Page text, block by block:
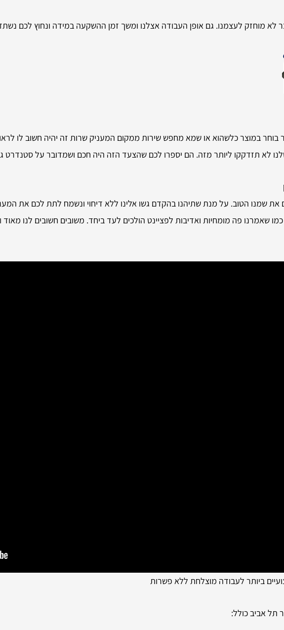
לא מוחזק לעצמנו. גם אופן העבודה אצלנו ומשך זמן ההשקעה במידה ונחוץ לכם
בוחר במוצר כלשהוא או שמא מחפש שירות ממקום המעניק שרות זה יהיה חשוב לו
לא תזדקקו ליותר מזה. הם יספרו לכם שהצעד הזה היה חכם ושמדובר על סטנדרט
שמנו הטוב. על מנת שתיהנו בהקדם גשו אלינו ללא דיחוי ונשמח לתת לכם את
שאמרנו פה מומחיות ואדיבות לפציינט הולכים לעד ביחד. משובים חשובים לנו מאוד
ביותר לעבודה מוצלחת ללא פשרות
תל אביב כולל: